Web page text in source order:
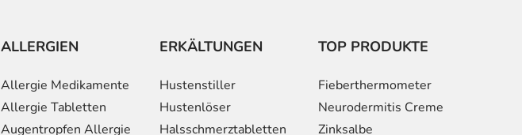
ALLERGIEN
Allergie Medikamente
Allergie Tabletten
Augentropfen Allergie
ERKÄLTUNGEN
Hustenstiller
Hustenlöser
Halsschmerztabletten
TOP PRODUKTE
Fieberthermometer
Neurodermitis Creme
Zinksalbe